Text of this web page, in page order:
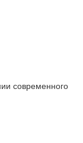
современного